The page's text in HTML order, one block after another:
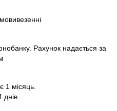
Рахунок надається за
1 місяць.